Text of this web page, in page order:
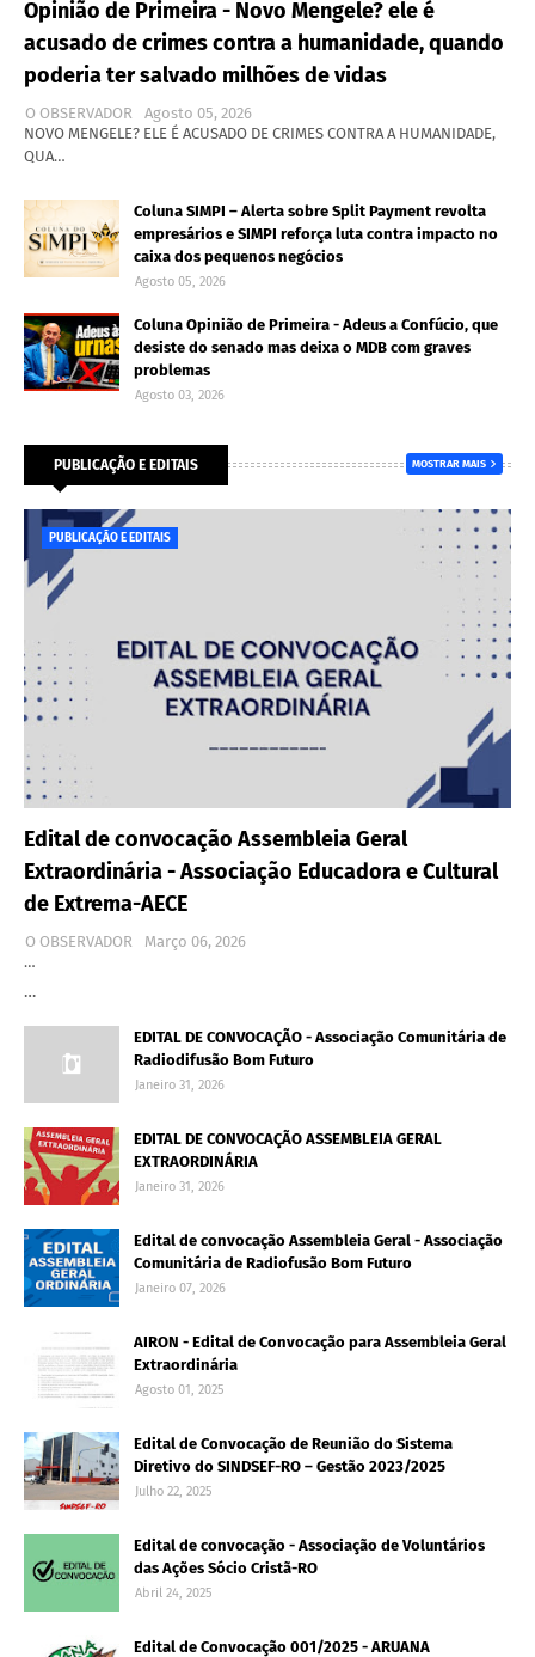
Opinião de Primeira - Novo Mengele? ele é
acusado de crimes contra a humanidade, quando
poderia ter salvado milhões de vidas
O OBSERVADOR
Agosto 05, 2026
NOVO MENGELE? ELE É ACUSADO DE CRIMES CONTRA A HUMANIDADE,
QUA…
Coluna SIMPI – Alerta sobre Split Payment revolta
empresários e SIMPI reforça luta contra impacto no
caixa dos pequenos negócios
Agosto 05, 2026
Coluna Opinião de Primeira - Adeus a Confúcio, que
desiste do senado mas deixa o MDB com graves
problemas
Agosto 03, 2026
PUBLICAÇÃO E EDITAIS MOSTRAR MAIS
PUBLICAÇÃO E EDITAIS
Edital de convocação Assembleia Geral
Extraordinária - Associação Educadora e Cultural
de Extrema-AECE
O OBSERVADOR
Março 06, 2026
…
…
EDITAL DE CONVOCAÇÃO - Associação Comunitária de
Radiodifusão Bom Futuro
Janeiro 31, 2026
EDITAL DE CONVOCAÇÃO ASSEMBLEIA GERAL
EXTRAORDINÁRIA
Janeiro 31, 2026
Edital de convocação Assembleia Geral - Associação
Comunitária de Radiofusão Bom Futuro
Janeiro 07, 2026
AIRON - Edital de Convocação para Assembleia Geral
Extraordinária
Agosto 01, 2025
Edital de Convocação de Reunião do Sistema
Diretivo do SINDSEF-RO – Gestão 2023/2025
Julho 22, 2025
Edital de convocação - Associação de Voluntários
das Ações Sócio Cristã-RO
Abril 24, 2025
Edital de Convocação 001/2025 - ARUANA